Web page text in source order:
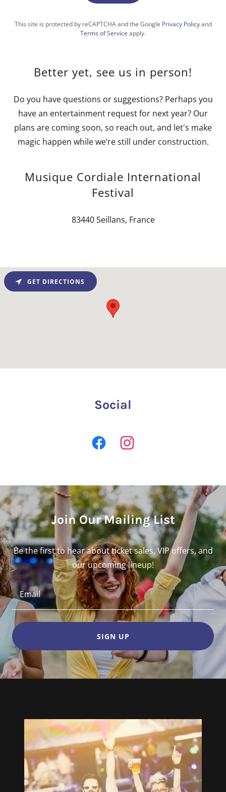
This site is protected by reCAPTCHA and the Google Privacy Policyand
Terms of Service apply.
Better yet, see us in person!
Do you have questions or suggestions? Perhaps you
have an entertainment request for next year? Our
plans are coming soon, so reach out, and let's make
magic happen while we’re still under construction.
Musique Cordiale International
Festival
83440 Seillans, France
GET DIRECTIONS
Social
Join Our Mailing List
Be the first to hear about ticket sales, VIP offers, and
our upcoming lineup!
Email
SIGN UP